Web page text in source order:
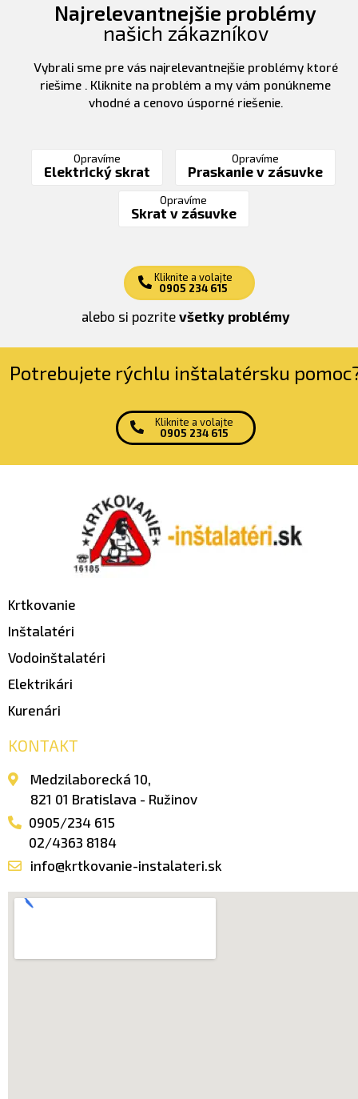
Najrelevantnejšie problémy
našich zákazníkov
Vybrali sme pre vás najrelevantnejšie problémy ktoré
riešime . Kliknite na problém a my vám ponúkneme
vhodné a cenovo úsporné riešenie.
Opravíme
Elektrický skrat
Opravíme
Praskanie v zásuvke
Opravíme
Skrat v zásuvke
Kliknite a volajte
0905 234 615
alebo si pozrite všetky problémy
Potrebujete rýchlu inštalatérsku
Kliknite a volajte
0905 234 615
Krtkovanie
Inštalatéri
Vodoinštalatéri
Elektrikári
Kurenári
KONTAKT
Medzilaborecká 10,
821 01 Bratislava - Ružinov
0905/234 615
02/4363 8184
info@krtkovanie-instalateri.sk